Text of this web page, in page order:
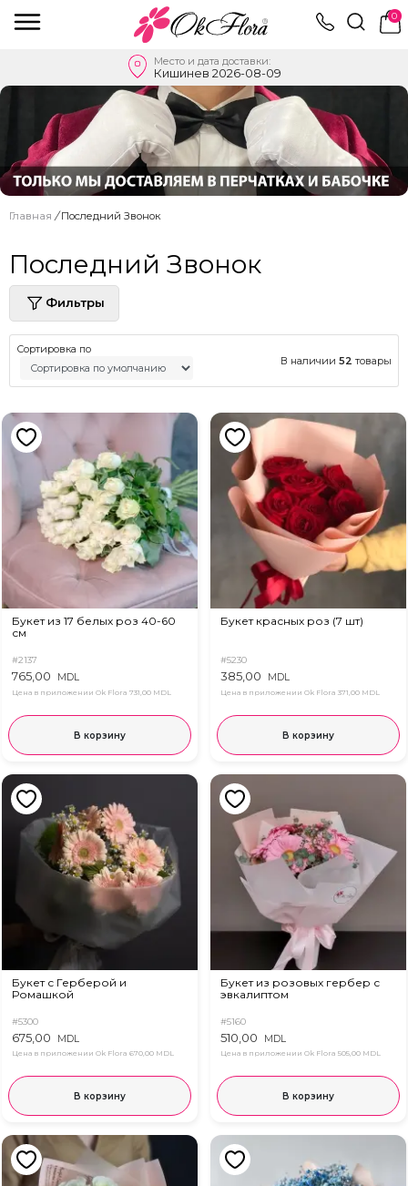
0
Место и дата доставки:
Кишинев 2026-08-09
Главная / Последний Звонок
Последний Звонок
Фильтры
Сортировка по
В наличии 52 товары
Букет из 17 белых роз 40-60
см
#2137
765,00 MDL
Цена в приложении Ok Flora 731,00 MDL
В корзину
Букет красных роз (7 шт)
#5230
385,00 MDL
Цена в приложении Ok Flora 371,00 MDL
В корзину
Букет с Герберой и
Ромашкой
#5300
675,00 MDL
Цена в приложении Ok Flora 670,00 MDL
В корзину
Букет из розовых гербер с
эвкалиптом
#5160
510,00 MDL
Цена в приложении Ok Flora 505,00 MDL
В корзину